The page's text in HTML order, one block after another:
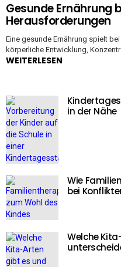
Gesunde Ernährung
Herausforderungen
Eine gesunde Ernährung spielt
körperliche Entwicklung,
WEITERLESEN
in der Nähe
Wie
bei
Welche